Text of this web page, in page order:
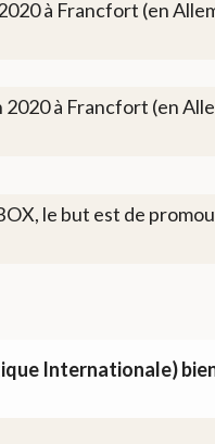
à Francfort (en
à Francfort (en
le but est de
Internationale)